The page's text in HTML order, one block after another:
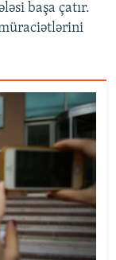
başa çatır.